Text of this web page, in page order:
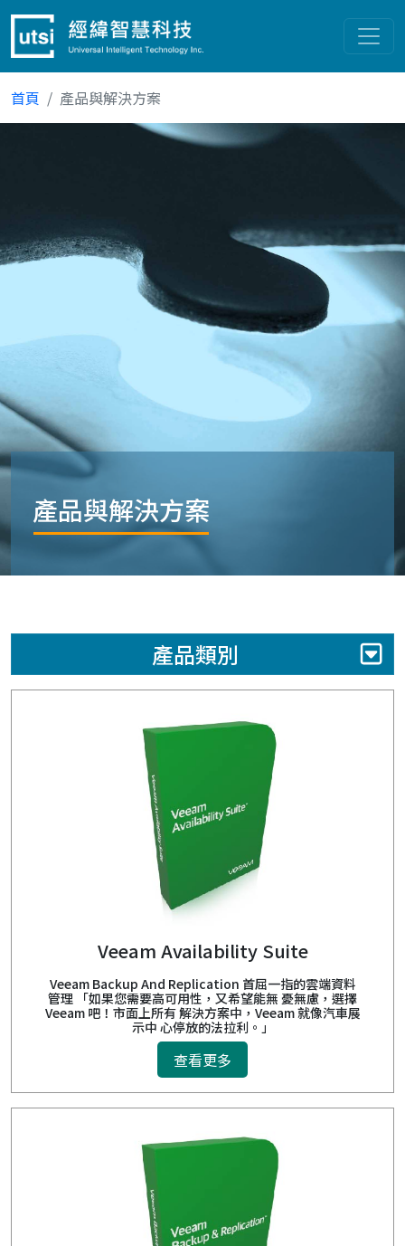
首頁 產品與解決方案
產品與解決方案
產品類別
Veeam Availability Suite
Veeam Backup And Replication 首屈一指的雲端資料
管理 「如果您需要高可用性，又希望能無 憂無慮，選擇
Veeam 吧！市面上所有 解決方案中，Veeam 就像汽車展
示中 心停放的法拉利。」
查看更多